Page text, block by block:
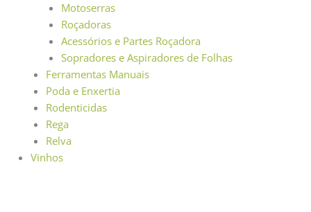
Motoserras
Roçadoras
Acessórios e Partes Roçadora
Sopradores e Aspiradores de Folhas
Ferramentas Manuais
Poda e Enxertia
Rodenticidas
Rega
Relva
Vinhos